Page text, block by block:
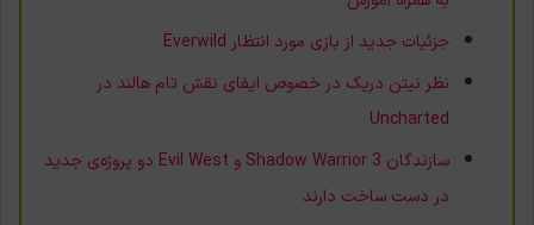
جزئیات جدید از بازی مورد انتظار Everwild
نظر نیتن دریک در خصوص ایفای نقش تام هالند در
Uncharted
سازندگان Shadow Warrior 3 و Evil West دو پروژه‌ی جدید
در دست ساخت دارند